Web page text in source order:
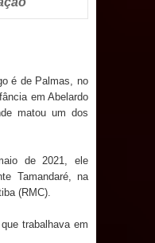
é de Palmas, no
em Abelardo
matou um dos
de 2021, ele
Tamandaré, na
(RMC).
trabalhava em